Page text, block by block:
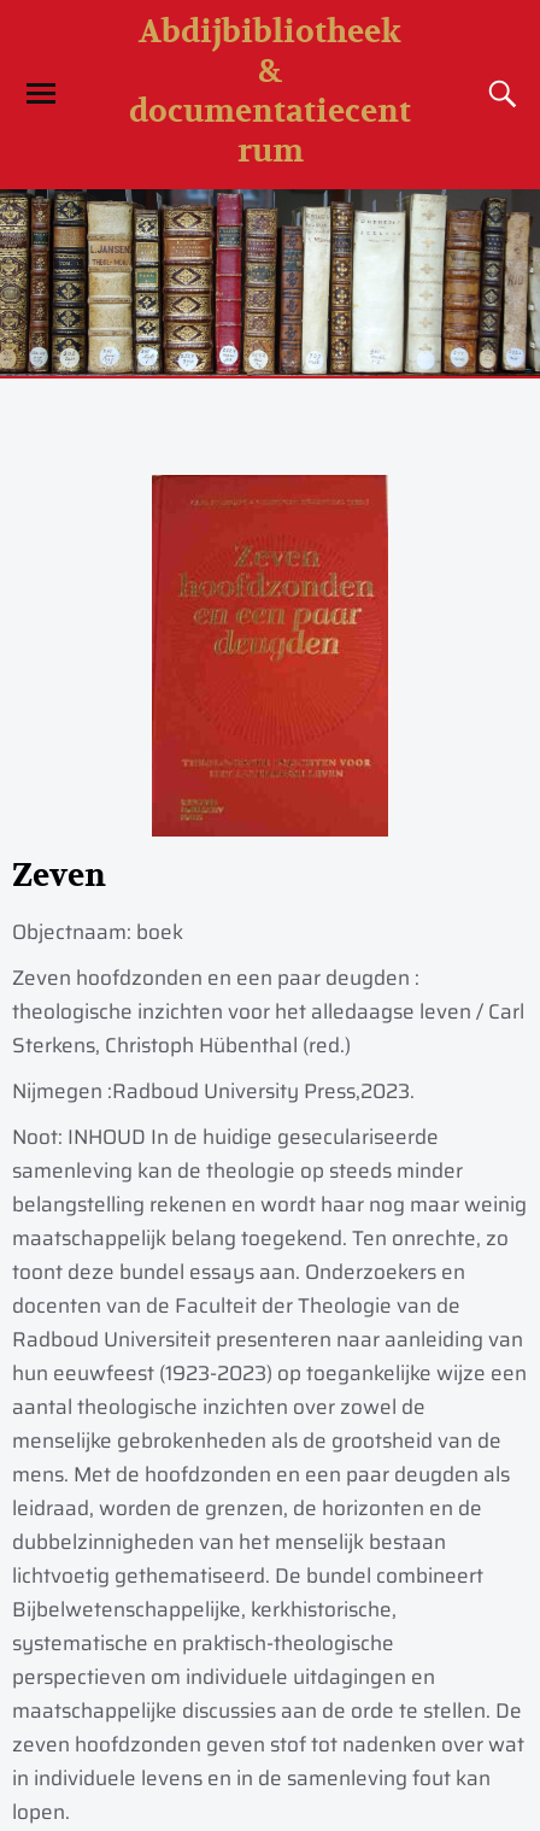
Abdijbibliotheek
&
documentatiecent
rum
Zeven
Objectnaam: boek
Zeven hoofdzonden en een paar deugden :
theologische inzichten voor het alledaagse leven / Carl
Sterkens, Christoph Hübenthal (red.)
Nijmegen :Radboud University Press,2023.
Noot: INHOUD In de huidige geseculariseerde
samenleving kan de theologie op steeds minder
belangstelling rekenen en wordt haar nog maar weinig
maatschappelijk belang toegekend. Ten onrechte, zo
toont deze bundel essays aan. Onderzoekers en
docenten van de Faculteit der Theologie van de
Radboud Universiteit presenteren naar aanleiding van
hun eeuwfeest (1923-2023) op toegankelijke wijze een
aantal theologische inzichten over zowel de
menselijke gebrokenheden als de grootsheid van de
mens. Met de hoofdzonden en een paar deugden als
leidraad, worden de grenzen, de horizonten en de
dubbelzinnigheden van het menselijk bestaan
lichtvoetig gethematiseerd. De bundel combineert
Bijbelwetenschappelijke, kerkhistorische,
systematische en praktisch-theologische
perspectieven om individuele uitdagingen en
maatschappelijke discussies aan de orde te stellen. De
zeven hoofdzonden geven stof tot nadenken over wat
in individuele levens en in de samenleving fout kan
lopen.